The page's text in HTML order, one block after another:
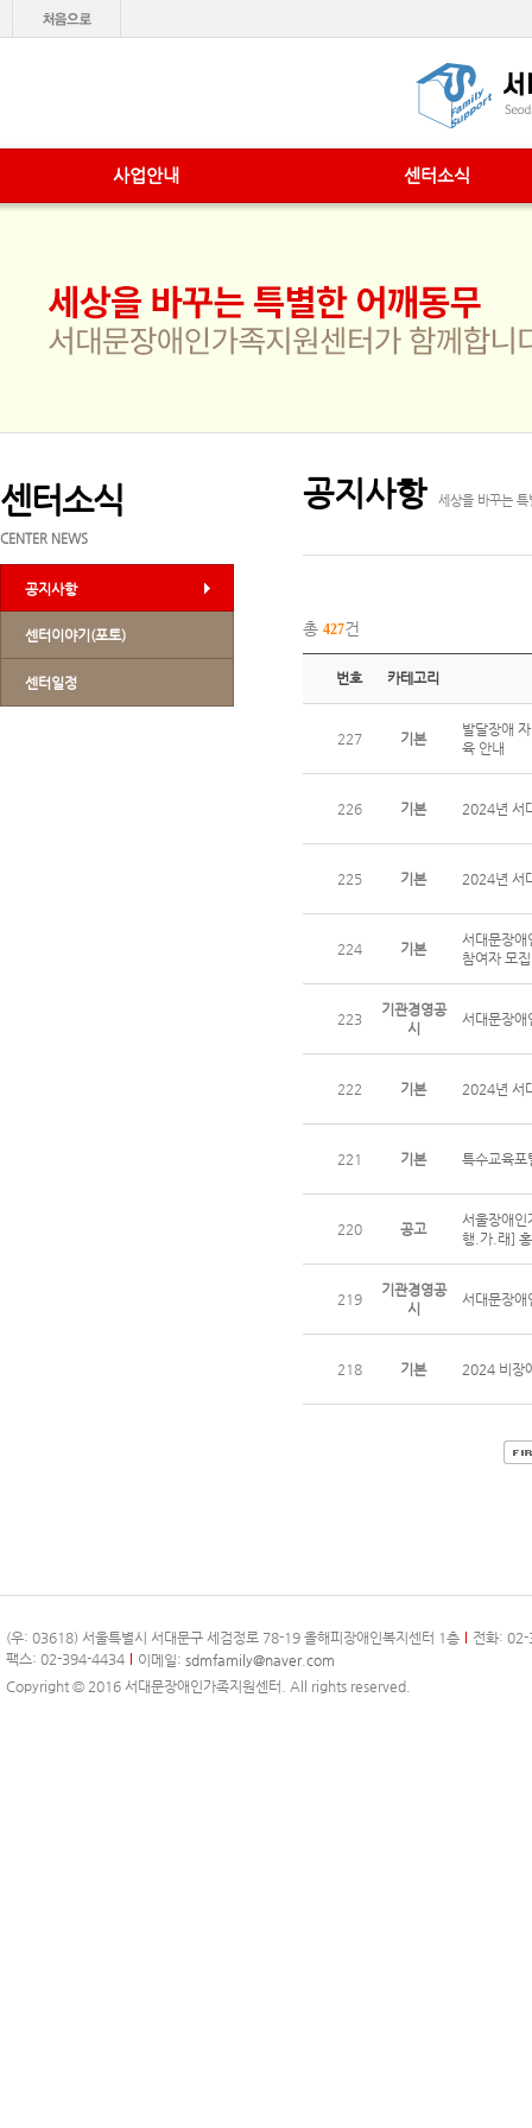
사업안내 센터소식
센터소식
CENTER NEWS
공지사항
센터이야기(포토)
센터일정
공지사항 세상을 바꾸는
총 427건
번호 카테고리
227 기본
발달장애
육 안내
226 기본 2024년 서
225 기본 2024년 서
224 기본
서대문장애
참여자 모집
223
기관경영공
시
서대문장애
222 기본 2024년 서
221 기본 특수교육
220 공고
서울장애인
행.가.래]
219
기관경영공
시
서대문장
218 기본 2024 비장
(우: 03618) 서울특별시 서대문구 세검정로 78-19 올해피장애인복지센터 1층
전화:
팩스: 02-394-4434
이메일: sdmfamily@naver.com
Copyright © 2016 서대문장애인가족지원센터. All rights reserved.